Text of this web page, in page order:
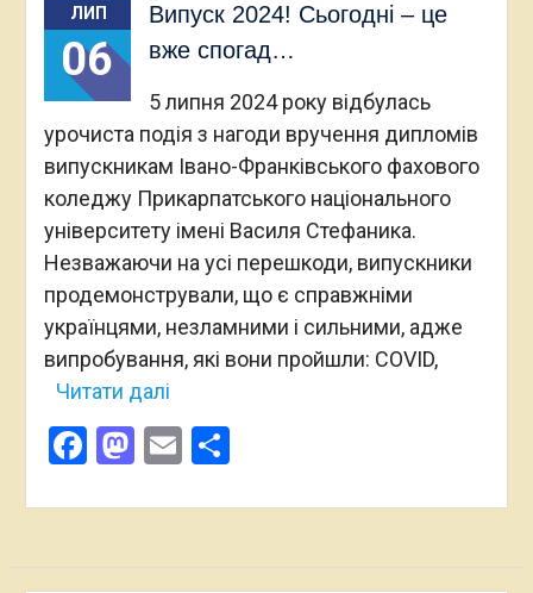
ЛИП
06
Випуск 2024! Сьогодні – це
вже спогад…
5 липня 2024 року відбулась
урочиста подія з нагоди вручення дипломів
випускникам Івано-Франківського фахового
коледжу Прикарпатського національного
університету імені Василя Стефаника.
Незважаючи на усі перешкоди, випускники
продемонстрували, що є справжніми
українцями, незламними і сильними, адже
випробування, які вони пройшли: COVID,
Читати далі
Facebook
Mastodon
EmailПоділитися